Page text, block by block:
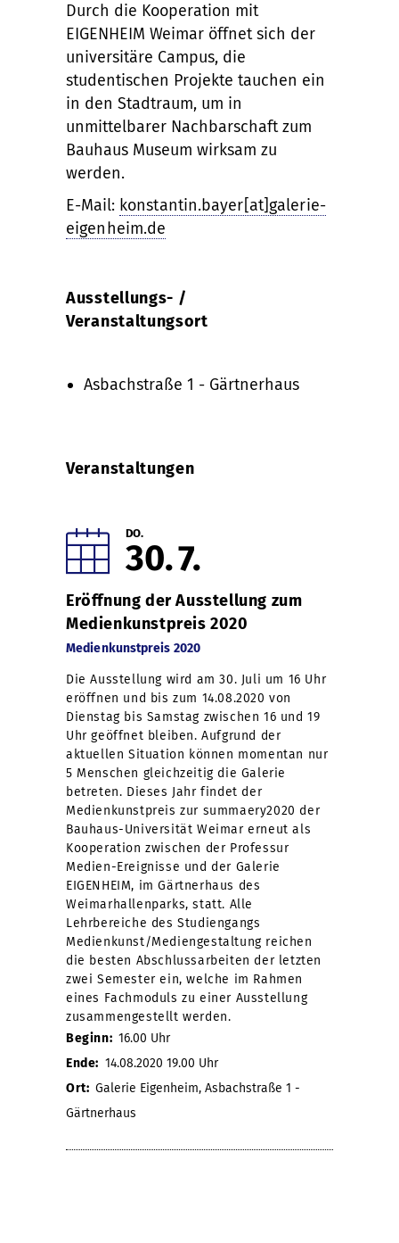
Durch die Kooperation mit
EIGENHEIM Weimar öffnet sich der
universitäre Campus, die
studentischen Projekte tauchen ein
in den Stadtraum, um in
unmittelbarer Nachbarschaft zum
Bauhaus Museum wirksam zu
werden.
E-Mail: konstantin.bayer[at]galerie-
eigenheim.de
Ausstellungs- /
Veranstaltungsort
Asbachstraße 1 - Gärtnerhaus
Veranstaltungen
DO.
30 7
Eröffnung der Ausstellung zum
Medienkunstpreis 2020
Medienkunstpreis 2020
Die Ausstellung wird am 30. Juli um 16 Uhr
eröffnen und bis zum 14.08.2020 von
Dienstag bis Samstag zwischen 16 und 19
Uhr geöffnet bleiben. Aufgrund der
aktuellen Situation können momentan nur
5 Menschen gleichzeitig die Galerie
betreten. Dieses Jahr findet der
Medienkunstpreis zur summaery2020 der
Bauhaus-Universität Weimar erneut als
Kooperation zwischen der Professur
Medien-Ereignisse und der Galerie
EIGENHEIM, im Gärtnerhaus des
Weimarhallenparks, statt. Alle
Lehrbereiche des Studiengangs
Medienkunst/Mediengestaltung reichen
die besten Abschlussarbeiten der letzten
zwei Semester ein, welche im Rahmen
eines Fachmoduls zu einer Ausstellung
zusammengestellt werden.
Beginn: 16.00 Uhr
Ende: 14.08.2020 19.00 Uhr
Ort: Galerie Eigenheim, Asbachstraße 1 -
Gärtnerhaus